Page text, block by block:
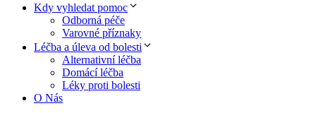
Kdy vyhledat pomoc
Odborná péče
Varovné příznaky
Léčba a úleva od bolesti
Alternativní léčba
Domácí léčba
Léky proti bolesti
O Nás